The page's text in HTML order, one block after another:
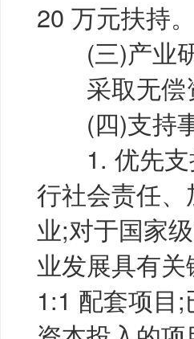
20 万元扶持。
(三)产业研
采取无偿
(四)支持
1. 优先支
行社会责任
业;对于国家
业发展具有
1:1 配套项目